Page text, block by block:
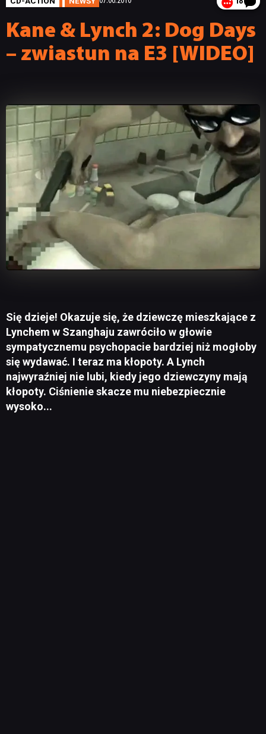
Kane & Lynch 2: Dog Days
– zwiastun na E3 [WIDEO]
Się dzieje! Okazuje się, że dziewczę mieszkające z
Lynchem w Szanghaju zawróciło w głowie
sympatycznemu psychopacie bardziej niż mogłoby
się wydawać. I teraz ma kłopoty. A Lynch
najwyraźniej nie lubi, kiedy jego dziewczyny mają
kłopoty. Ciśnienie skacze mu niebezpiecznie
wysoko...